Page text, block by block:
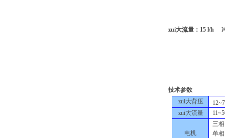
zui大流量：15 l/h
技术参数
zui大背压
12~7
zui大流量
1
电机
三
单